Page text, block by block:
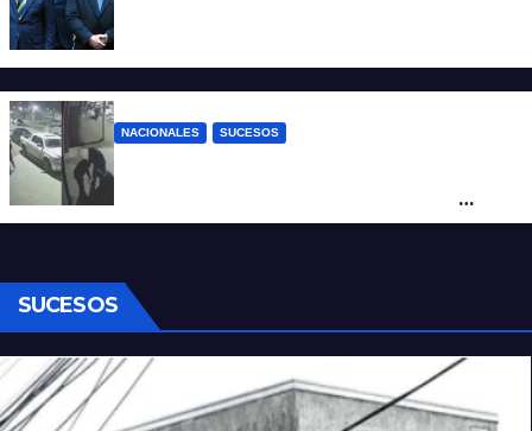
NACIONALES SUCESOS
quedaron filmados
SUCESOS